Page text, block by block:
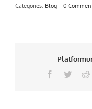
Categories: Blog | 0
Facebook
Twitter